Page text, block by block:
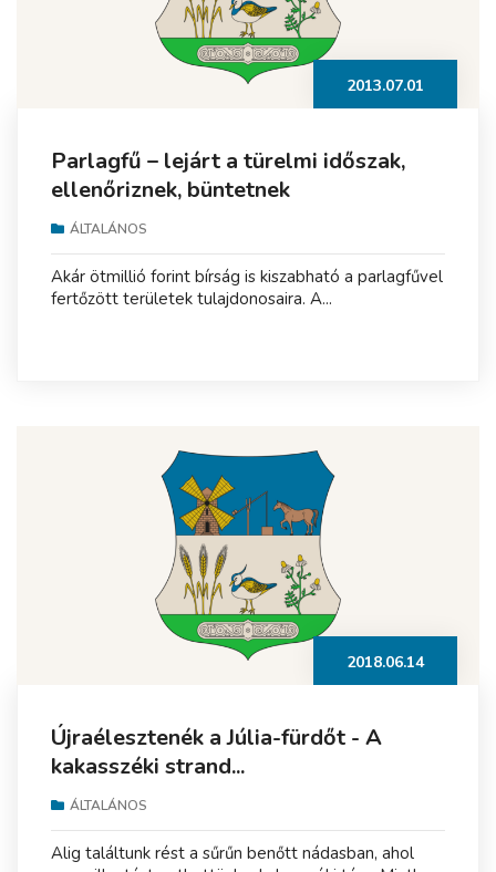
2013.07.01
Parlagfű – lejárt a türelmi időszak,
ellenőriznek, büntetnek
ÁLTALÁNOS
Akár ötmillió forint bírság is kiszabható a parlagfűvel
fertőzött területek tulajdonosaira. A...
2018.06.14
Újraélesztenék a Júlia-fürdőt - A
kakasszéki strand...
ÁLTALÁNOS
Alig találtunk rést a sűrűn benőtt nádasban, ahol